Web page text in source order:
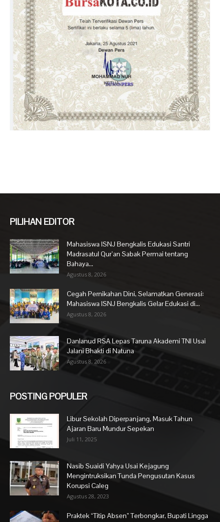
PILIHAN EDITOR
Mahasiswa ISNJ Bengkalis Edukasi Santri
Madrasatul Qur’an Sabak Permai tentang
Bahaya...
Agustus 8, 2026
Cegah Pernikahan Dini, Selamatkan Generasi:
Mahasiswa ISNJ Bengkalis Gelar Edukasi di...
Agustus 8, 2026
Danlanud RSA Lepas Taruna Akademi TNI Usai
Jalani Bhakti di Natuna
Agustus 8, 2026
POSTING POPULER
Libur Sekolah Diperpanjang, Masuk Tahun
Ajaran Baru Mundur Sepekan
Juli 11, 2025
Nasib Suaidi Yahya Usai Kejagung
Mengintruksikan Tunda Pengusutan Kasus
Korupsi Caleg
Agustus 28, 2023
Praktek “Titip Absen” Terbongkar, Bupati Lingga